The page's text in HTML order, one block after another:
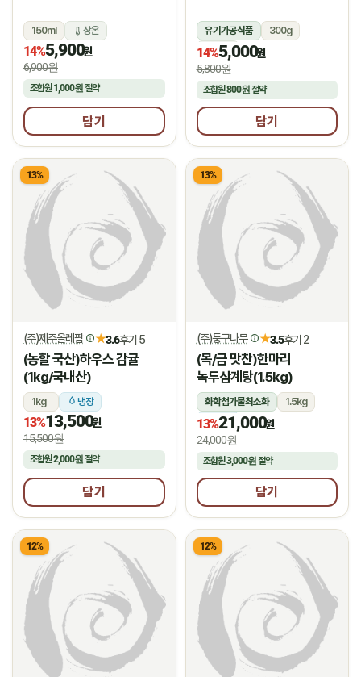
150ml 상온
14%5,900원
6,900원
조합원1,000원 절약
담기
유기가공식품
300g
상온
14%5,000원
5,800원
조합원800원절약
담기
13%
(주)제주올레팜 ★3.6후기 5
(농할 국산)하우스 감귤
(1kg/국내산)
1kg 냉장
13%13,500원
15,500원
조합원2,000원 절약
담기
13%
(주)둥구나무 ★3.5후기 2
(목/금 맛찬)한마리
녹두삼계탕(1.5kg)
화학첨가물최소화
1.5kg
냉장
13%21,000원
24,000원
조합원3,000원절약
담기
12% 12%